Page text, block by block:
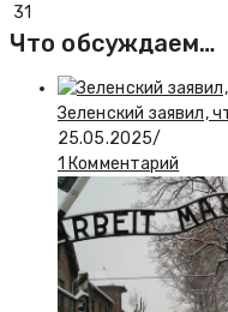
31
Что обсуждаем…
Зеленский заявил,
25.05.2025/
1 Комментарий